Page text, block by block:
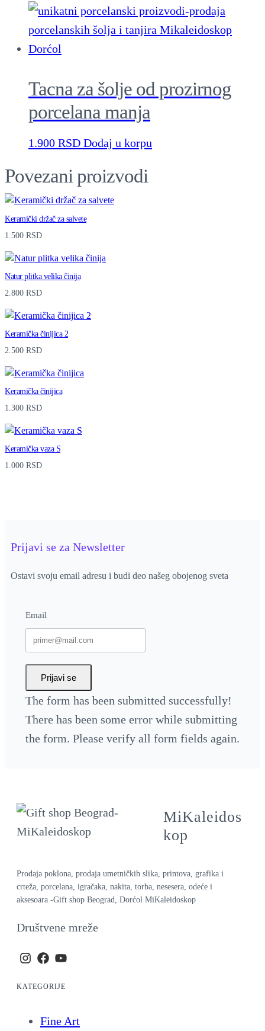
t
y
Tacna za šolje od prozirnog
porcelana manja
1.900 RSD Dodaj u korpu
Povezani proizvodi
Keramički držač za salvete
1.500 RSD
Natur plitka velika činija
2.800 RSD
Keramička činijica 2
2.500 RSD
Keramička činijica
1.300 RSD
Keramička vaza S
1.000 RSD
Prijavi se za Newsletter
Ostavi svoju email adresu i budi deo našeg obojenog sveta
Email
Prijavi se
The form has been submitted successfully!
There has been some error while submitting
the form. Please verify all form fields again.
MiKaleidos
kop
Prodaja poklona, prodaja umetničkih slika, printova, grafika i
crteža, porcelana, igračaka, nakita, torba, nesesera, odeće i
aksesoara -Gift shop Beograd, Dorćol MiKaleidoskop
Društvene mreže
KATEGORIJE
Fine Art